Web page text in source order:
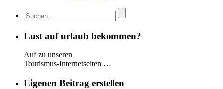
Lust auf urlaub bekommen?
Auf zu unseren
Tourismus-Internetseiten …
Eigenen Beitrag erstellen